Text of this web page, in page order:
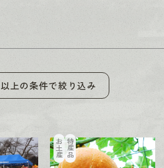
以上の条件で絞り込み
お土産特産品